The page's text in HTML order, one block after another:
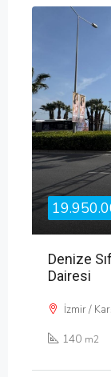
Denize
Dairesi
İzmir /
140 m2